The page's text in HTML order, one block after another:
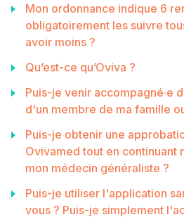
Mon ordonnance indique 6
obligatoirement les suivre
avoir moins ?
Qu’est-ce qu’Oviva ?
Puis-je venir accompagné·e
d'un membre de ma famille
Puis-je obtenir une
Ovivamed tout en continuant
mon médecin généraliste ?
Puis-je utiliser l'application
vous ? Puis-je simplement